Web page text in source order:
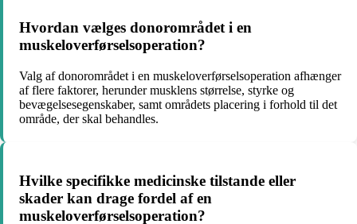
Hvordan vælges donorområdet i en
muskeloverførselsoperation?
Valg af donorområdet i en muskeloverførselsoperation afhænger
af flere faktorer, herunder musklens størrelse, styrke og
bevægelsesegenskaber, samt områdets placering i forhold til det
område, der skal behandles.
Hvilke specifikke medicinske tilstande eller
skader kan drage fordel af en
muskeloverførselsoperation?